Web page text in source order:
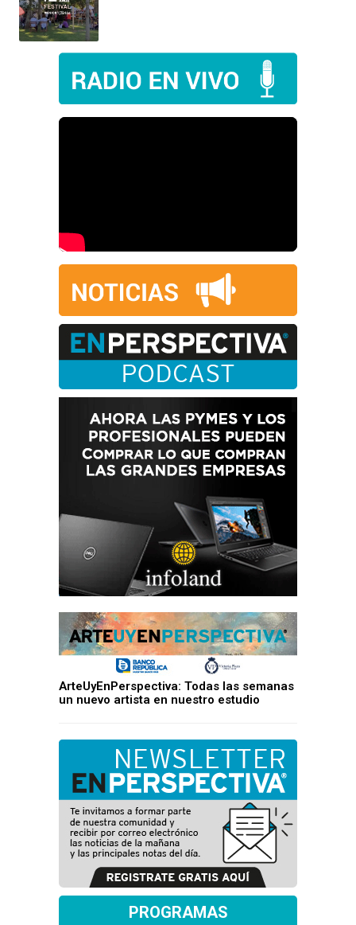
ArteUyEnPerspectiva: Todas las semanas
un nuevo artista en nuestro estudio
PROGRAMAS